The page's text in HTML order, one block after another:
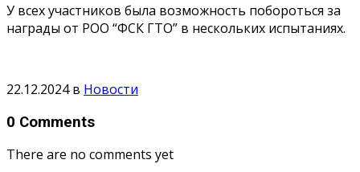
У всех участников была возможность побороться за
награды от РОО “ФСК ГТО” в нескольких испытаниях.
22.12.2024в Новости
0 Comments
There are no comments yet